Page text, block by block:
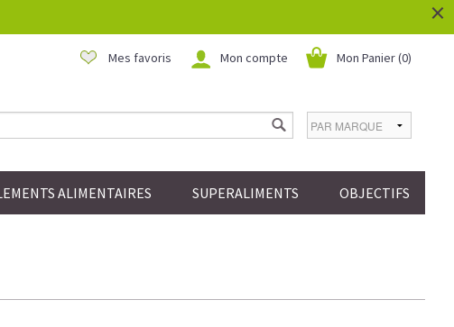
×
Mon Panier (0)
Mon compte
Mes favoris
ALIMENTAIRES SUPERALIMENTS OBJECTIFS